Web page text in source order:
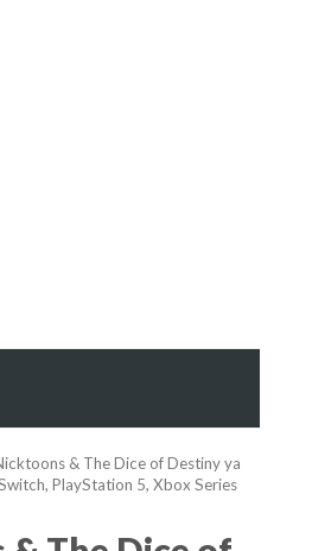
& The Dice of Destiny ya
PlayStation 5, Xbox Series